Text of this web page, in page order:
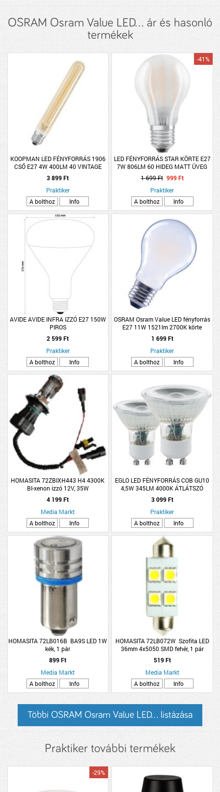
OSRAM Osram Value LED... ár és hasonló
termékek
KOOPMAN LED FÉNYFORRÁS 1906
CSŐ E27 4W 400LM 40 VINTAGE
MÉLYMELEG
3 899 Ft
Praktiker
A bolthoz
Info
LED FÉNYFORRÁS STAR KÖRTE E27
7W 806LM 60 HIDEG MATT ÜVEG
15000H
-41%
1 699 Ft 999 Ft
Praktiker
A bolthoz
Info
AVIDE AVIDE INFRA IZZÓ E27 150W
PIROS
2 599 Ft
Praktiker
A bolthoz
Info
OSRAM Osram Value LED fényforrás
E27 11W 1521lm 2700K körte
melegfehér matt
1 699 Ft
Praktiker
A bolthoz
Info
HOMASITA 72ZBIXH443 H4 4300K
BI-xenon izzó 12V, 35W
4 199 Ft
Media Markt
A bolthoz
Info
EGLO LED FÉNYFORRÁS COB GU10
4,5W 345LM 4000K ÁTLÁTSZÓ
3 099 Ft
Praktiker
A bolthoz
Info
HOMASITA 72LB016B BA9S LED 1W
kék, 1 pár
899 Ft
Media Markt
A bolthoz
Info
HOMASITA 72LB072W Szofita LED
36mm 4x5050 SMD fehér, 1 pár
519 Ft
Media Markt
A bolthoz
Info
Többi OSRAM Osram Value LED... listázása
Praktiker további termékek
-29%